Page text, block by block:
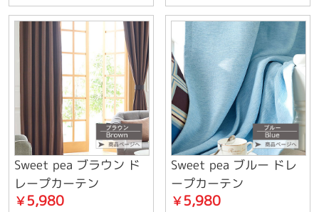
Sweet pea ブラウン ド
レープカーテン
￥5,980
Sweet pea ブルー ドレ
ープカーテン
￥5,980